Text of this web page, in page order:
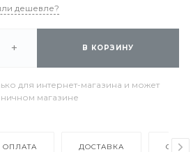
дешевле?
+ В КОРЗИНУ
для интернет-магазина и может
магазине
ОПЛАТА ДОСТАВКА